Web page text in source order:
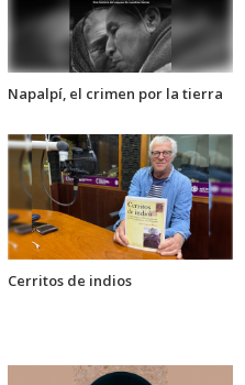
Napalpí, el crimen por la tierra
Cerritos de indios